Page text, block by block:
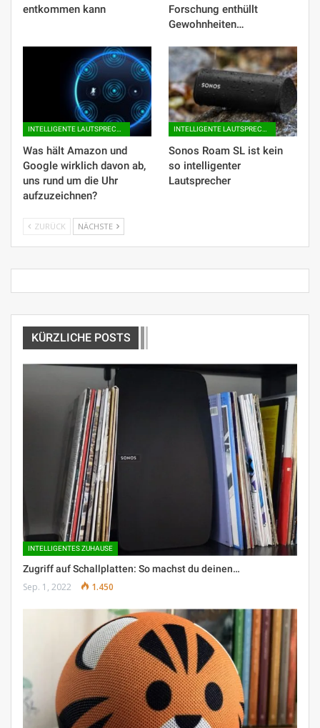
entkommen kann
Forschung enthüllt
Gewohnheiten…
Was hält Amazon und
Google wirklich davon ab,
uns rund um die Uhr
aufzuzeichnen?
Sonos Roam SL ist kein
so intelligenter
Lautsprecher
ZURÜCK NÄCHSTE
KÜRZLICHE POSTS
INTELLIGENTES ZUHAUSE
Zugriff auf Schallplatten: So machst du deinen…
Sep. 1, 2022 1.450